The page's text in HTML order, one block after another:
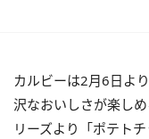
カルビーは2月6日よ
沢なおいしさが楽し
リーズより「ポテト